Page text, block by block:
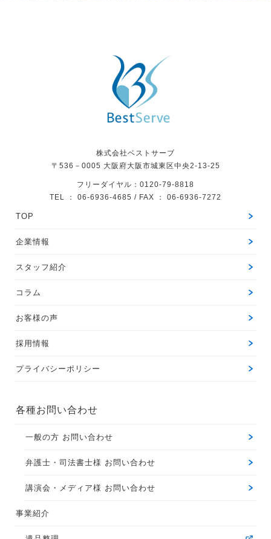
株式会社ベストサーブ
〒536－0005 大阪府大阪市城東区中央2-13-25
フリーダイヤル：0120-79-8818
TEL ： 06-6936-4685 / FAX ： 06-6936-7272
TOP
企業情報
スタッフ紹介
コラム
お客様の声
採用情報
プライバシーポリシー
各種お問い合わせ
一般の方 お問い合わせ
弁護士・司法書士様 お問い合わせ
講演会・メディア様 お問い合わせ
事業紹介